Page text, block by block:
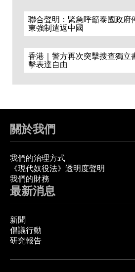
聯合聲明：緊急呼籲泰國政府
東強制遣返中國
香港｜警方再次突擊搜查獨立
擊表達自由
關於我們
我們的治理方式
《現代奴役法》透明度聲明
我們的財務
最新消息
新聞
倡議行動
研究報告